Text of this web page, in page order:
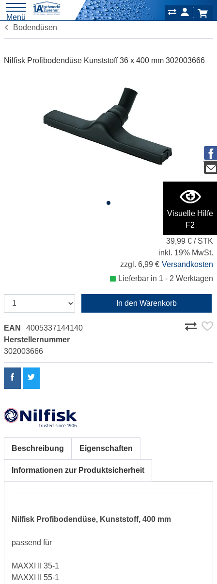
Visuelle Hilfe
F2
Menü
Bodendüsen
Nilfisk Profibodendüse Kunststoff 36 x 400 mm 302003666
39,99 €
39,99 € / STK
inkl. 19% MwSt.
zzgl. 6,99 € Versandkosten
Lieferbar in 1 - 2 Werktagen
In den Warenkorb
EAN
4005337144140
Herstellernummer
302003666
Beschreibung Eigenschaften
Informationen zur Produktsicherheit
Nilfisk Profibodendüse, Kunststoff, 400 mm
passend für
MAXXI II 35-1
MAXXI II 55-1